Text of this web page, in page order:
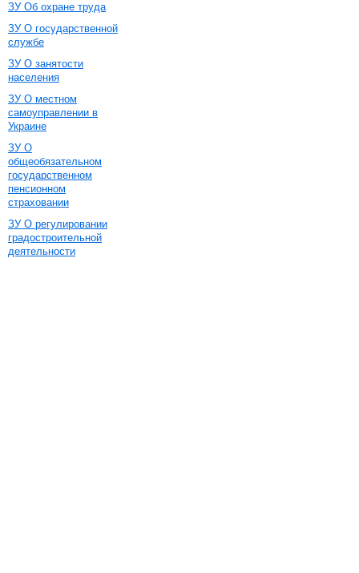
ЗУ Об охране труда
ЗУ О государственной
службе
ЗУ О занятости
населения
ЗУ О местном
самоуправлении в
Украине
ЗУ О
общеобязательном
государственном
пенсионном
страховании
ЗУ О регулировании
градостроительной
деятельности